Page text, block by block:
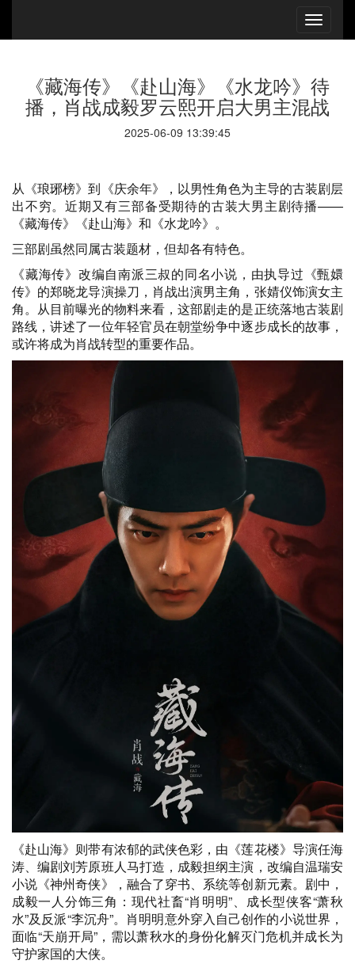
《藏海传》《赴山海》《水龙吟》待
播，肖战成毅罗云熙开启大男主混战
2025-06-09 13:39:45
从《琅琊榜》到《庆余年》，以男性角色为主导的古装剧层
出不穷。近期又有三部备受期待的古装大男主剧待播——
《藏海传》《赴山海》和《水龙吟》。
三部剧虽然同属古装题材，但却各有特色。
《藏海传》改编自南派三叔的同名小说，由执导过《甄嬛
传》的郑晓龙导演操刀，肖战出演男主角，张婧仪饰演女主
角。从目前曝光的物料来看，这部剧走的是正统落地古装剧
路线，讲述了一位年轻官员在朝堂纷争中逐步成长的故事，
或许将成为肖战转型的重要作品。
《赴山海》则带有浓郁的武侠色彩，由《莲花楼》导演任海
涛、编剧刘芳原班人马打造，成毅担纲主演，改编自温瑞安
小说《神州奇侠》，融合了穿书、系统等创新元素。剧中，
成毅一人分饰三角：现代社畜“肖明明”、成长型侠客“萧秋
水”及反派“李沉舟”。肖明明意外穿入自己创作的小说世界，
面临“天崩开局”，需以萧秋水的身份化解灭门危机并成长为
守护家国的大侠。